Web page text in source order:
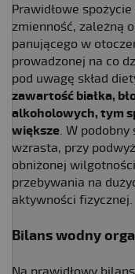
Prawidłowe
zmienność, zależną
panującego w
prowadzonej na co
pod uwagę skład
zawartość białka,
alkoholowych, tym
większe. W
wzrasta, przy
obniżonej
przebywania na
aktywności fizycznej.
Bilans wodny